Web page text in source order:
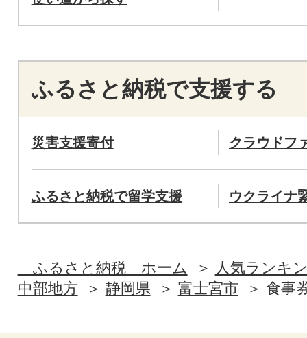
ふるさと納税で支援する
災害支援寄付 クラウドフ
ふるさと納税で留学支援 ウクライナ
「ふるさと納税」ホーム
人気ランキ
中部地方
静岡県 富士宮市 食事